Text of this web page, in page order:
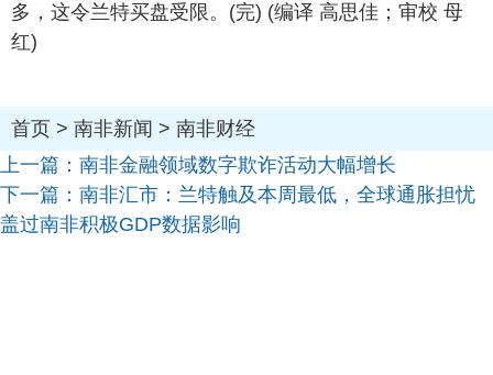
多，这令兰特买盘受限。(完) (编译 高思佳；审校 母
红)
首页 > 南非新闻 > 南非财经
上一篇： 南非金融领域数字欺诈活动大幅增长
下一篇： 南非汇市：兰特触及本周最低，全球通胀担忧
盖过南非积极GDP数据影响